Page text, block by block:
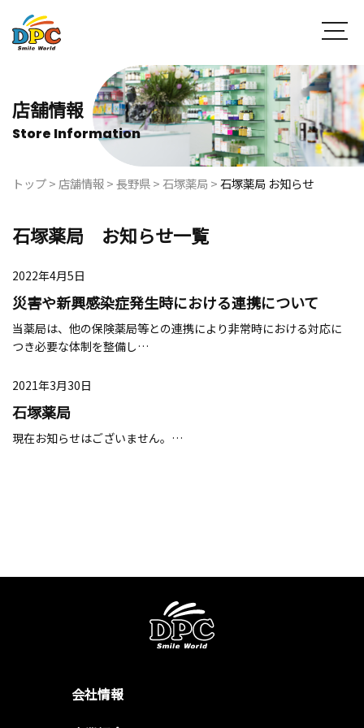
店舗情報
Store Information
トップ> 店舗情報>長野県> 石塚薬局 >石塚薬局 お知らせ
石塚薬局 お知らせ一覧
2022年4月5日
災害や新興感染症発生時における連携について
当薬局は、他の保険薬局等との連携により非常時における対応に
つき必要な体制を整備し…
2021年3月30日
石塚薬局
現在お知らせはございません。…
会社情報